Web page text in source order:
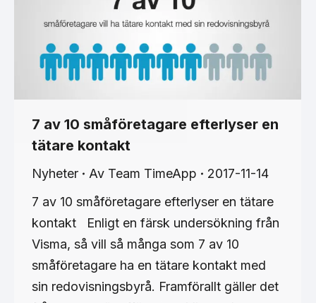
7 av 10 småföretagare efterlyser en
tätare kontakt
Nyheter Av Team TimeApp
2017-11-14
7 av 10 småföretagare efterlyser en tätare
kontakt Enligt en färsk undersökning från
Visma, så vill så många som 7 av 10
småföretagare ha en tätare kontakt med
sin redovisningsbyrå. Framförallt gäller det